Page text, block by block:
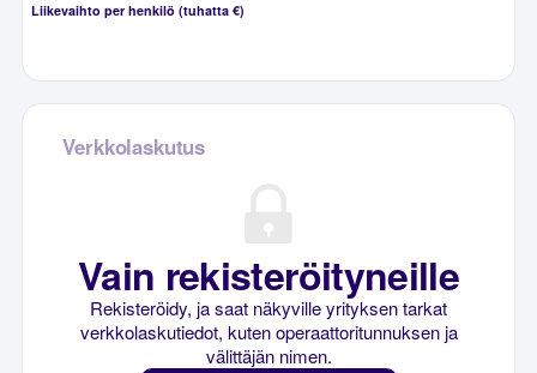
Liikevaihto per henkilö (tuhatta €)
Verkkolaskutus
Vain rekisteröityneille
Rekisteröidy, ja saat näkyville yrityksen tarkat
verkkolaskutiedot, kuten operaattoritunnuksen ja
välittäjän nimen.